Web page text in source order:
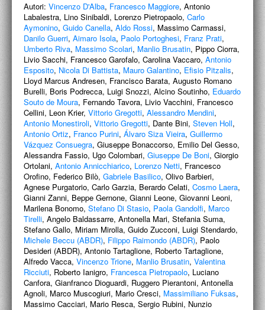
MOSTRE
ARTISTI
DUETTI / DUELLI
LABORATORI DI PROGETTAZIONE
PROGETTI D'OPERA
PROGETTI CULTURALI
PROGETTO T.E.S.I.
Autori: Vincenzo D'Alba, Francesco Maggiore, Antonio
Labalestra, Lino Sinibaldi, Lorenzo Pietropaolo, Carlo
Aymonino, Guido Canella, Aldo Rossi, Massimo Carmassi,
Danilo Guerri, Aimaro Isola, Paolo Portoghesi, Franz Prati,
Umberto Riva, Massimo Scolari, Manlio Brusatin, Pippo Ciorra,
Livio Sacchi, Francesco Garofalo, Carolina Vaccaro, Antonio
Esposito, Nicola Di Battista, Mauro Galantino, Efisio Pitzalis,
Lloyd Marcus Andresen, Francisco Barata, Augusto Romano
Burelli, Boris Podrecca, Luigi Snozzi, Alcino Soutinho, Eduardo
Souto de Moura, Fernando Tavora, Livio Vacchini, Francesco
Cellini, Leon Krier, Vittorio Gregotti, Alessandro Mendini,
Antonio Monestiroli, Vittorio Gregotti, Dante Bini, Steven Holl,
Antonio Ortiz, Franco Purini, Álvaro Siza Vieira, Guillermo
Vázquez Consuegra, Giuseppe Bonaccorso, Emilio Del Gesso,
Alessandra Fassio, Ugo Colombari, Giuseppe De Boni, Giorgio
Ortolani, Antonio Annicchiarico, Lorenzo Netti, Francesco
Orofino, Federico Bilò, Gabriele Basilico, Olivo Barbieri,
Agnese Purgatorio, Carlo Garzia, Berardo Celati, Cosmo Laera,
Gianni Zanni, Beppe Gernone, Gianni Leone, Giovanni Leoni,
Marilena Bonomo, Stefano Di Stasio, Paola Gandolfi, Marco
Tirelli, Angelo Baldassarre, Antonella Mari, Stefania Suma,
Stefano Gallo, Miriam Mirolla, Guido Zucconi, Luigi Stendardo,
Michele Beccu (ABDR), Filippo Raimondo (ABDR), Paolo
Desideri (ABDR), Antonio Tartaglione, Roberto Tartaglione,
Alfredo Vacca, Vincenzo Trione, Manlio Brusatin, Valentina
Ricciuti, Roberto Ianigro, Francesca Pietropaolo, Luciano
Canfora, Gianfranco Dioguardi, Ruggero Pierantoni, Antonella
Agnoli, Marco Muscogiuri, Mario Cresci, Massimiliano Fuksas,
Massimo Cacciari, Mario Resca, Sergio Rubini, Nunzio